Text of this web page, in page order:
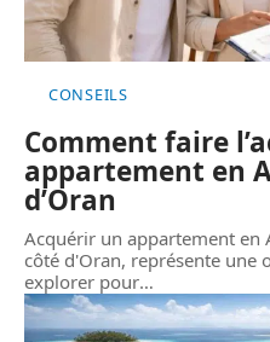
CONSEILS
Comment faire
appartement en
d’Oran
Acquérir un appartement en
côté d'Oran, représente une
explorer pour…